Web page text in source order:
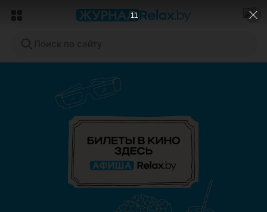
ЭФФЕКТИВНАЯ РЕКЛАМА НА САЙТЕ
9